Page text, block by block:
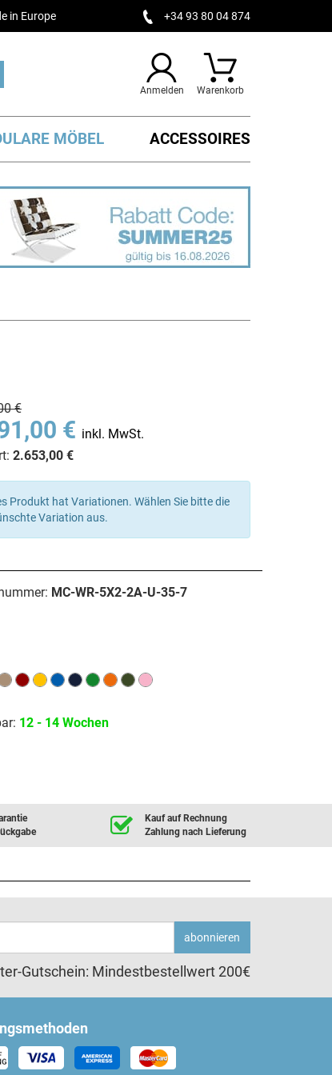
in Europe +34 93 80 04 874
Anmelden Warenkorb
MÖBEL ACCESSOIRES
€
€ inkl. MwSt.
2.653,00 €
Produkt hat Variationen. Wählen Sie bitte die
Variation aus.
MC-WR-5X2-2A-U-35-7
12 - 14 Wochen
Kauf auf Rechnung
Zahlung nach Lieferung
abonnieren
Gutschein: Mindestbestellwert 200€